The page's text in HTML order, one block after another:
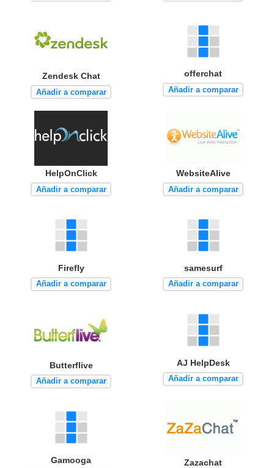
Zendesk Chat
Añadir a comparar
offerchat
Añadir a comparar
HelpOnClick
Añadir a comparar
WebsiteAlive
Añadir a comparar
Firefly
Añadir a comparar
samesurf
Añadir a comparar
Butterflive
Añadir a comparar
AJ HelpDesk
Añadir a comparar
Gamooga Zazachat